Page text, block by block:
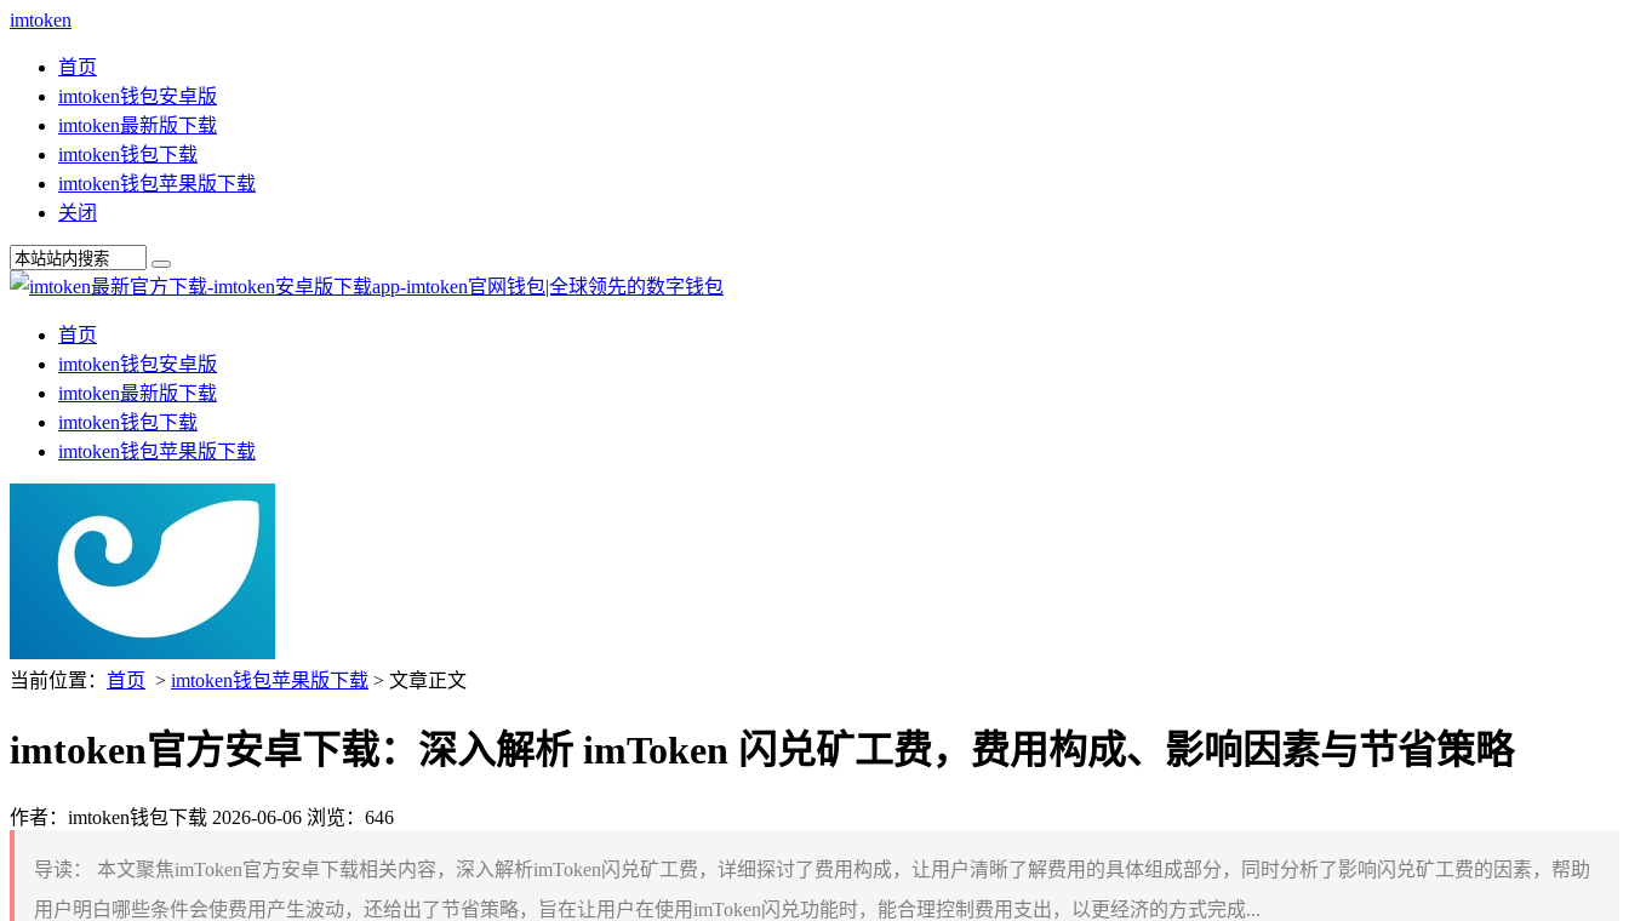
imtoken
首页
imtoken钱包安卓版
imtoken最新版下载
imtoken钱包下载
imtoken钱包苹果版下载
关闭
首页
imtoken钱包安卓版
imtoken最新版下载
imtoken钱包下载
imtoken钱包苹果版下载
当前位置： 首页 > imtoken钱包苹果版下载 > 文章正文
imtoken官方安卓下载：深入解析 imToken 闪兑矿工费，费用构成、影响因素与节省策略
作者：imtoken钱包下载 2026-06-06 浏览：646
导读：
本文聚焦imToken官方安卓下载相关内容，深入解析imToken闪兑矿工费，详细探讨了费用构成，让用户清晰了解费用的具体组成部分，同时分析了影响闪兑矿工费的因素，帮助
用户明白哪些条件会使费用产生波动，还给出了节省策略，旨在让用户在使用imToken闪兑功能时，能合理控制费用支出，以更经济的方式完成...